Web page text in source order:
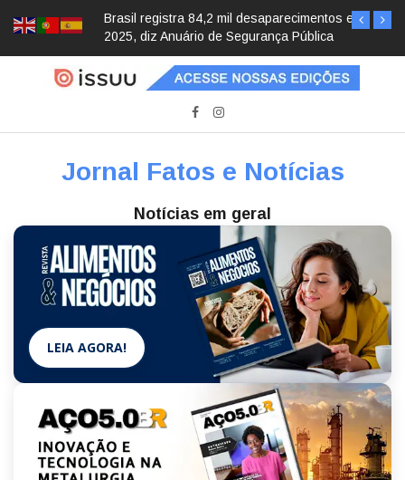
Brasil registra 84,2 mil desaparecimentos em
2025, diz Anuário de Segurança Pública
Jornal Fatos e Notícias
Notícias em geral
LEIA AGORA!